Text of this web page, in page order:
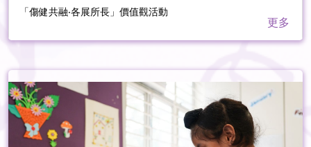
「傷健共融‧各展所長」價值觀活動
更多